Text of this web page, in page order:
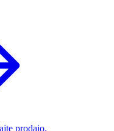
prodajo.